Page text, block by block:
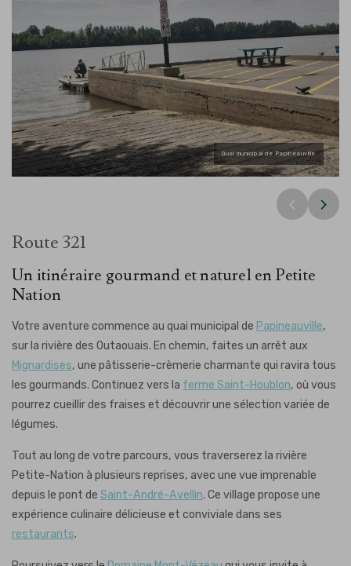
Quai municipal de Papineauville
Domaine du Mont-Vézeau-©Aventure Outaouais
Chénéville
Route 321
Un itinéraire gourmand et naturel en Petite
Nation
Votre aventure commence au quai municipal de Papineauville,
sur la rivière des Outaouais. En chemin, faites un arrêt aux
Mignardises, une pâtisserie-crèmerie charmante qui ravira tous
les gourmands. Continuez vers la ferme Saint-Houblon, où vous
pourrez cueillir des fraises et découvrir une sélection variée de
légumes.
Tout au long de votre parcours, vous traverserez la rivière
Petite-Nation à plusieurs reprises, avec une vue imprenable
depuis le pont de Saint-André-Avellin. Ce village propose une
expérience culinaire délicieuse et conviviale dans ses
restaurants.